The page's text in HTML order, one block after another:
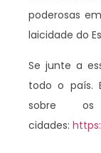
poderosas
laicidade do
Se junte a
todo o país.
sobre
cidades: